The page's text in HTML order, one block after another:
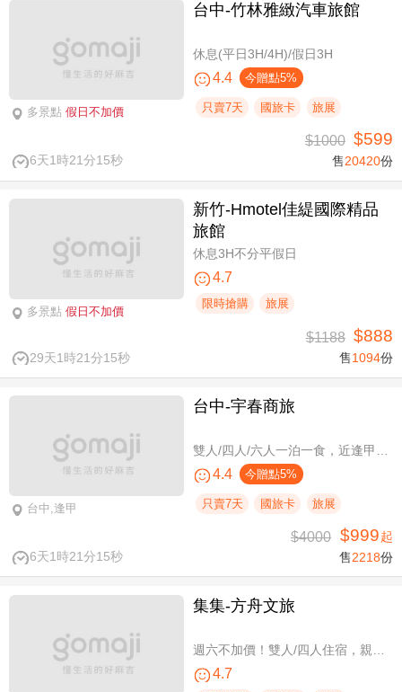
多景點 假日不加價
台中-竹林雅緻汽車旅館
休息(平日3H/4H)/假日3H
4.4 今贈點5%
只賣7天 國旅卡 旅展
6天1時21分14秒
$1000 $599
售20420份
多景點 假日不加價
新竹-Hmotel佳緹國際精品
旅館
休息3H不分平假日
4.7
限時搶購 旅展
29天1時21分14秒
$1188 $888
售1094份
台中,逢甲
台中-宇春商旅
4.4 今贈點5%
只賣7天 國旅卡 旅展
6天1時21分14秒
$4000 $999起
售2218份
集集-方舟文旅
4.7